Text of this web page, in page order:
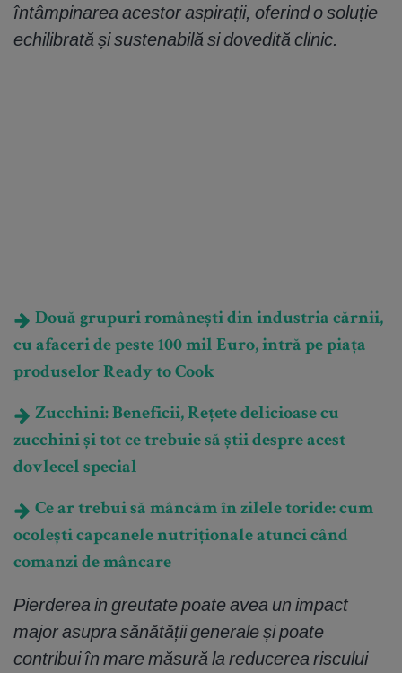
întâmpinarea acestor aspirații, oferind o soluție
echilibrată și sustenabilă si dovedită clinic.
Două grupuri românești din industria cărnii,
cu afaceri de peste 100 mil Euro, intră pe piața
produselor Ready to Cook
Zucchini: Beneficii, Rețete delicioase cu
zucchini și tot ce trebuie să știi despre acest
dovlecel special
Ce ar trebui să mâncăm în zilele toride: cum
ocolești capcanele nutriționale atunci când
comanzi de mâncare
Pierderea in greutate poate avea un impact
major asupra sănătății generale și poate
contribui în mare măsură la reducerea riscului